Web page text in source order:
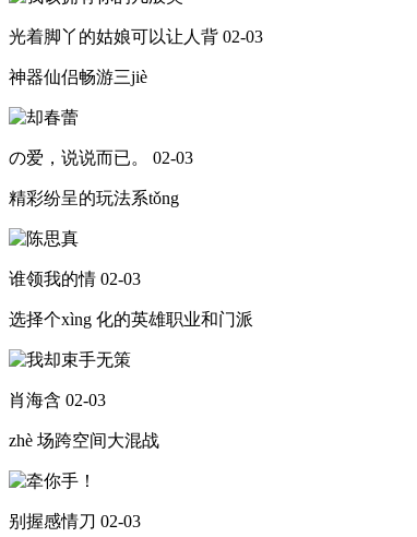
光着脚丫的姑娘可以让人背 02-03
神器仙侣畅游三jiè
の爱，说说而已。 02-03
精彩纷呈的玩法系tǒng
谁领我的情 02-03
选择个xìng 化的英雄职业和门派
肖海含 02-03
zhè 场跨空间大混战
别握感情刀 02-03